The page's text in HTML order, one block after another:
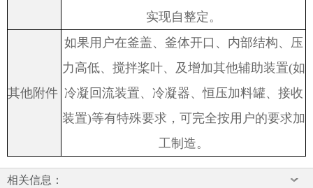
实现自整定。
其他附件
如果用户在釜盖、釜体开口、内部结构、压
力高低、搅拌桨叶、及增加其他辅助装置(如
冷凝回流装置、冷凝器、恒压加料罐、接收
装置)等有特殊要求，可完全按用户的要求加
工制造。
相关信息：